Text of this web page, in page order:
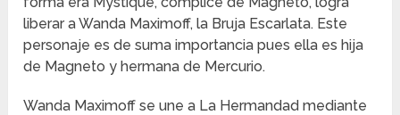
liberar a Wanda Maximoff, la Bruja Escarlata. Este
personaje es de suma importancia pues ella es hija
de Magneto y hermana de Mercurio.
Wanda Maximoff se une a La Hermandad mediante